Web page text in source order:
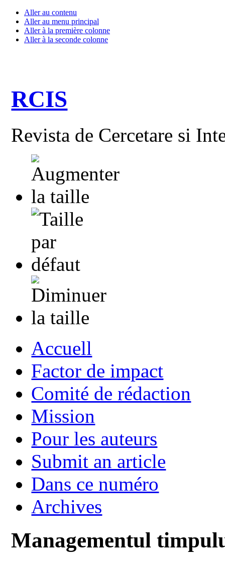
Aller au contenu
Aller au menu principal
Aller à la première colonne
Aller à la seconde colonne
RCIS
Revista de Cercetare si
Accuell
Factor de impact
Comité de rédaction
Mission
Pour les auteurs
Submit an article
Dans ce numéro
Archives
Managementul